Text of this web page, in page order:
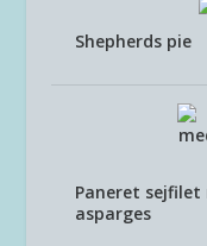
Shepherds pie
Paneret
asparges